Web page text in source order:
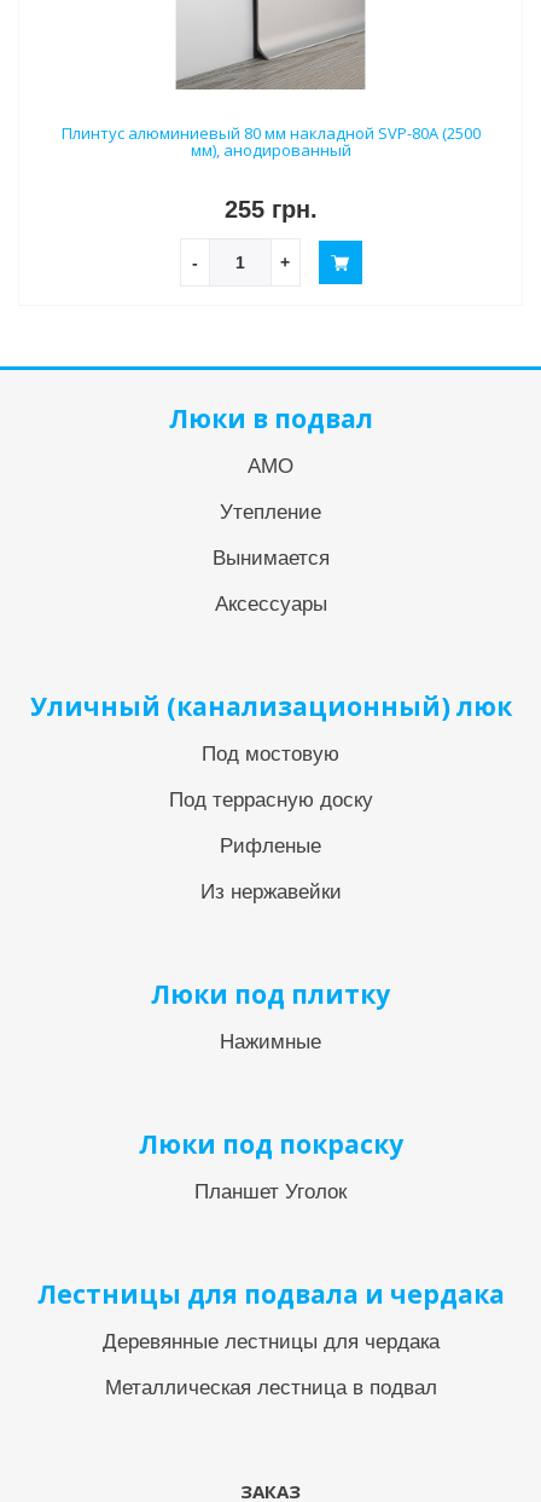
Плинтус алюминиевый 80 мм накладной SVP-80A (2500
мм), анодированный
255 грн.
- +
Люки в подвал
АМО
Утепление
Вынимается
Аксессуары
Уличный (канализационный) люк
Под мостовую
Под террасную доску
Рифленые
Из нержавейки
Люки под плитку
Нажимные
Люки под покраску
Планшет Уголок
Лестницы для подвала и чердака
Деревянные лестницы для чердака
Металлическая лестница в подвал
ЗАКАЗ